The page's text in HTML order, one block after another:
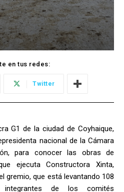
en tus redes:
Twitter
G1 de la ciudad de Coyhaique,
nacional de la Cámara
para conocer las obras de
ejecuta Constructora Xinta,
gremio, que está levantando 108
integrantes de los comités